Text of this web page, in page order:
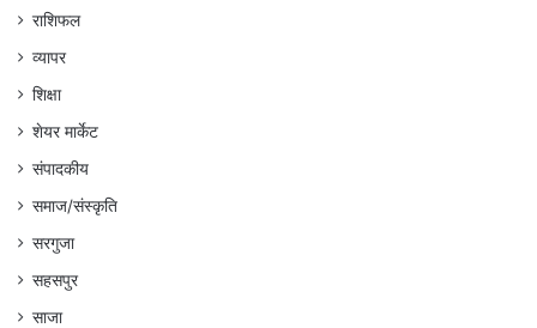
राशिफल
व्यापर
शिक्षा
शेयर मार्केट
संपादकीय
समाज/संस्कृति
सरगुजा
सहसपुर
साजा